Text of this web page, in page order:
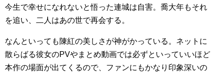
今生で幸せになれないと悟った連城は自害。喬大年もそれ
を追い、二人はあの世で再会する。
なんといっても陳紅の美しさが神がかっている。ネットに
散らばる彼女のPVやまとめ動画では必ずといっていいほど
本作の場面が出てくるので、ファンにもかなり印象深いの